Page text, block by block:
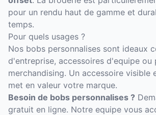
pour un rendu haut de gamme et
temps.
Pour quels usages ?
Nos bobs personnalises sont ideaux
d'entreprise, accessoires d'equipe ou
merchandising. Un accessoire visible
met en valeur votre marque.
Besoin de bobs personnalises ?
gratuit en ligne. Notre equipe vous